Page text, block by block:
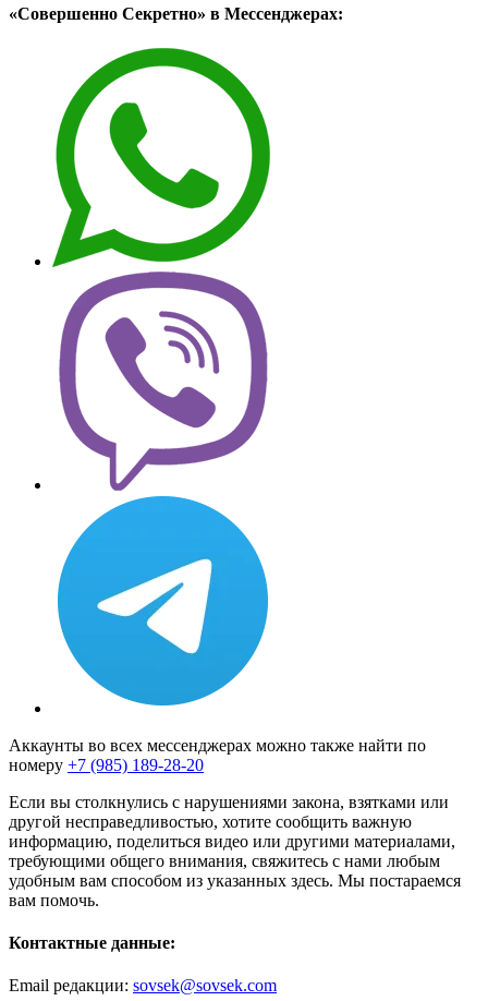
«Совершенно Секретно» в Мессенджерах:
Аккаунты во всех мессенджерах можно также найти по
номеру +7 (985) 189-28-20
Если вы столкнулись с нарушениями закона, взятками или
другой несправедливостью, хотите сообщить важную
информацию, поделиться видео или другими материалами,
требующими общего внимания, свяжитесь с нами любым
удобным вам способом из указанных здесь. Мы постараемся
вам помочь.
Контактные данные:
Email редакции: sovsek@sovsek.com